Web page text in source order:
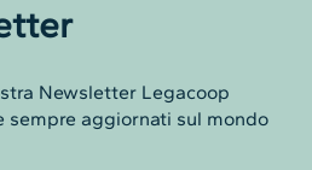
Newsletter Legacoop
sempre aggiornati sul mondo